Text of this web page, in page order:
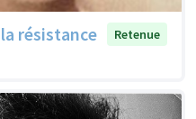
résistance
Retenue